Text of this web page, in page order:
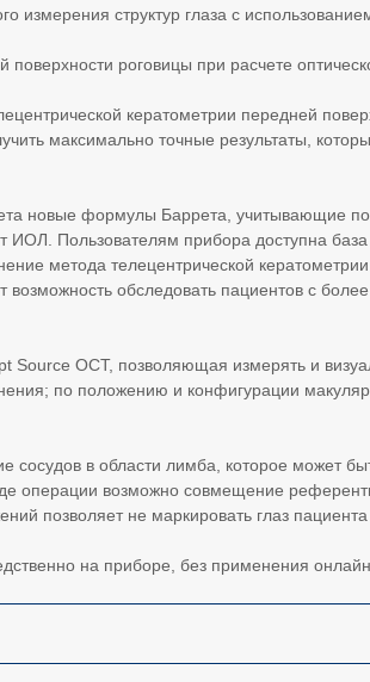
измерения структур глаза с
поверхности роговицы при расчете
кератометрии передней
максимально точные результаты,
новые формулы Баррета, учитывающие
Пользователям прибора доступна
метода телецентрической
обследовать пациентов с
Source OCT, позволяющая измерять и
по положению и конфигурации
сосудов в области лимба, которое может
операции возможно совмещение
позволяет не маркировать глаз
на приборе, без применения